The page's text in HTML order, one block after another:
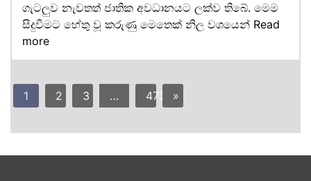
ගැටලුව නැවතත් ජාතික අවධානයට ලක්ව තිබේ. මෙම
සිදුවීමට හේතු වූ කරුණු මෙතෙක් නිල වශයෙන් Read
more
1 2 3 … 473 »